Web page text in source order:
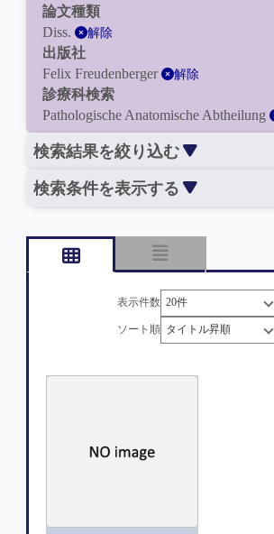
論文種類
Diss.
解除
出版社
Felix Freudenberger
解除
診療科検索
Pathologische Anatomische Abtheilung
検索結果を絞り込む
検索条件を表示する
表示件数
ソート順